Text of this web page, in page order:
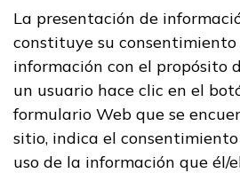
La presentación de
constituye su
información con el propósito
un usuario hace clic en el
formulario Web que se
sitio, indica el
uso de la información que él/